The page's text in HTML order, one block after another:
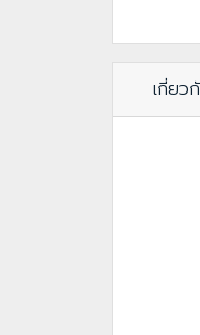
เกี่ยว